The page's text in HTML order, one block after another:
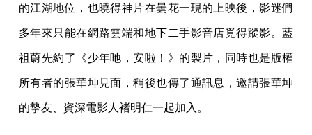
的摯友、資深電影人褚明仁一起加入。
三人相約西門町長沙街口的便利商店，那是 2020 年的故
事起點——距離 1992 故事終點的可愛大旅社，步行不過
十分鐘。